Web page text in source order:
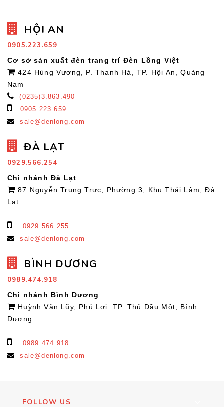
HỘI AN
0905.223.659
Cơ sở sản xuất đèn trang trí Đèn Lồng Việt
424 Hùng Vương, P. Thanh Hà, TP. Hội An, Quảng
Nam
(0235)3.863.490
0905.223.659
sale@denlong.com
ĐÀ LẠT
0929.566.254
Chi nhánh Đà Lạt
87 Nguyễn Trung Trực, Phường 3, Khu Thái Lâm, Đà
Lạt
0929.566.255
sale@denlong.com
BÌNH DƯƠNG
0989.474.918
Chi nhánh Bình Dương
Huỳnh Văn Lũy, Phú Lợi. TP. Thủ Dầu Một, Bình
Dương
0989.474.918
sale@denlong.com
FOLLOW US